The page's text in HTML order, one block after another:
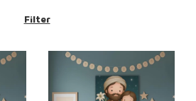
Filter